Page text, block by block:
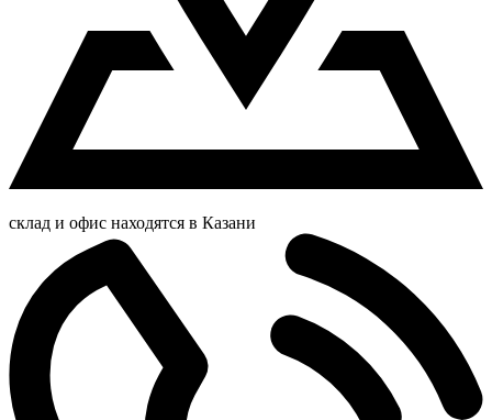
склад и офис находятся в Казани